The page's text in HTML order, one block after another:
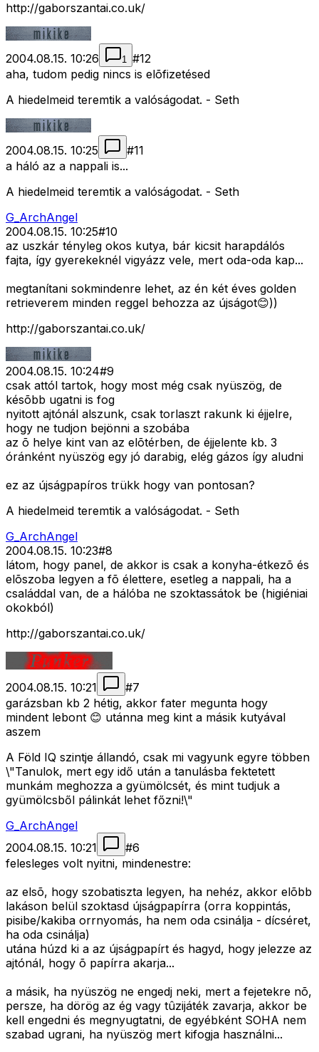
http://gaborszantai.co.uk/
2004.08.15. 10:26 1 #12
aha, tudom pedig nincs is elõfizetésed
A hiedelmeid teremtik a valóságodat. - Seth
2004.08.15. 10:25 #11
a háló az a nappali is...
A hiedelmeid teremtik a valóságodat. - Seth
G_ArchAngel
2004.08.15. 10:25#10
az uszkár tényleg okos kutya, bár kicsit harapdálós
fajta, így gyerekeknél vigyázz vele, mert oda-oda kap...
megtanítani sokmindenre lehet, az én két éves golden
retrieverem minden reggel behozza az újságot😊))
http://gaborszantai.co.uk/
2004.08.15. 10:24#9
csak attól tartok, hogy most még csak nyüszög, de
késõbb ugatni is fog
nyitott ajtónál alszunk, csak torlaszt rakunk ki éjjelre,
hogy ne tudjon bejönni a szobába
az õ helye kint van az elõtérben, de éjjelente kb. 3
óránként nyüszög egy jó darabig, elég gázos így aludni
ez az újságpapíros trükk hogy van pontosan?
A hiedelmeid teremtik a valóságodat. - Seth
G_ArchAngel
2004.08.15. 10:23#8
látom, hogy panel, de akkor is csak a konyha-étkezõ és
elõszoba legyen a fõ élettere, esetleg a nappali, ha a
családdal van, de a hálóba ne szoktassátok be (higiéniai
okokból)
http://gaborszantai.co.uk/
2004.08.15. 10:21 #7
garázsban kb 2 hétig, akkor fater megunta hogy
mindent lebont 😊 utánna meg kint a másik kutyával
aszem
A Föld IQ szintje állandó, csak mi vagyunk egyre többen
\"Tanulok, mert egy idő után a tanulásba fektetett
munkám meghozza a gyümölcsét, és mint tudjuk a
gyümölcsből pálinkát lehet főzni!\"
G_ArchAngel
2004.08.15. 10:21
#6
felesleges volt nyitni, mindenestre:
az elsõ, hogy szobatiszta legyen, ha nehéz, akkor elõbb
lakáson belül szoktasd újságpapírra (orra koppintás,
pisibe/kakiba orrnyomás, ha nem oda csinálja - dícséret,
ha oda csinálja)
utána húzd ki a az újságpapírt és hagyd, hogy jelezze az
ajtónál, hogy õ papírra akarja...
a másik, ha nyüszög ne engedj neki, mert a fejetekre nõ,
persze, ha dörög az ég vagy tûzijáték zavarja, akkor be
kell engedni és megnyugtatni, de egyébként SOHA nem
szabad ugrani, ha nyüszög mert kifogja használni...